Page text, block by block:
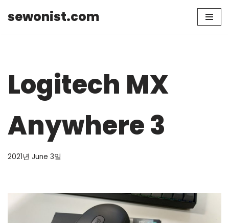
sewonist.com
Logitech MX
Anywhere 3
2021년 June 3일